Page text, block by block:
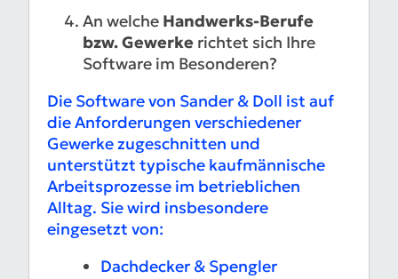
An welche Handwerks-Berufe
bzw. Gewerke richtet sich Ihre
Software im Besonderen?
Die Software von Sander & Doll ist auf
die Anforderungen verschiedener
Gewerke zugeschnitten und
unterstützt typische kaufmännische
Arbeitsprozesse im betrieblichen
Alltag. Sie wird insbesondere
eingesetzt von:
Dachdecker & Spengler